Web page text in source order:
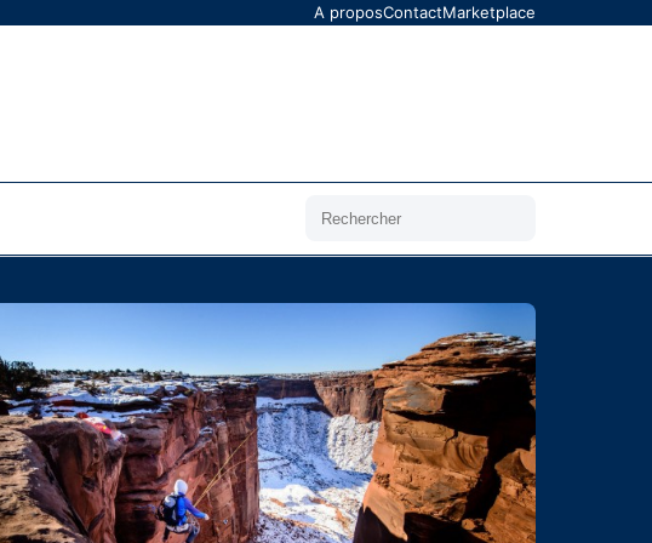
A proposContactMarketplace
Rechercher